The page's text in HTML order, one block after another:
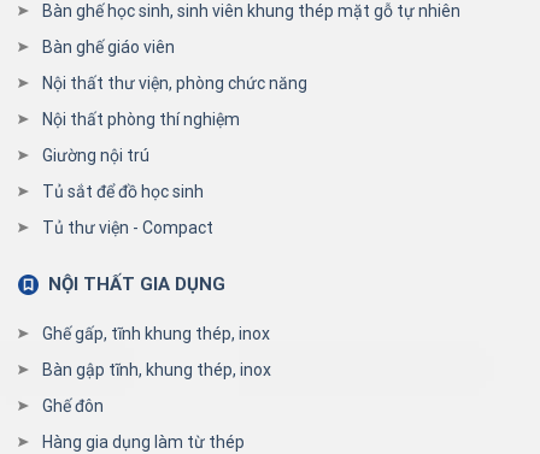
Bàn ghế học sinh, sinh viên khung thép mặt gỗ tự nhiên
Bàn ghế giáo viên
Nội thất thư viện, phòng chức năng
Nội thất phòng thí nghiệm
Giường nội trú
Tủ sắt để đồ học sinh
Tủ thư viện - Compact
NỘI THẤT GIA DỤNG
Ghế gấp, tĩnh khung thép, inox
Bàn gập tĩnh, khung thép, inox
Ghế đôn
Hàng gia dụng làm từ thép